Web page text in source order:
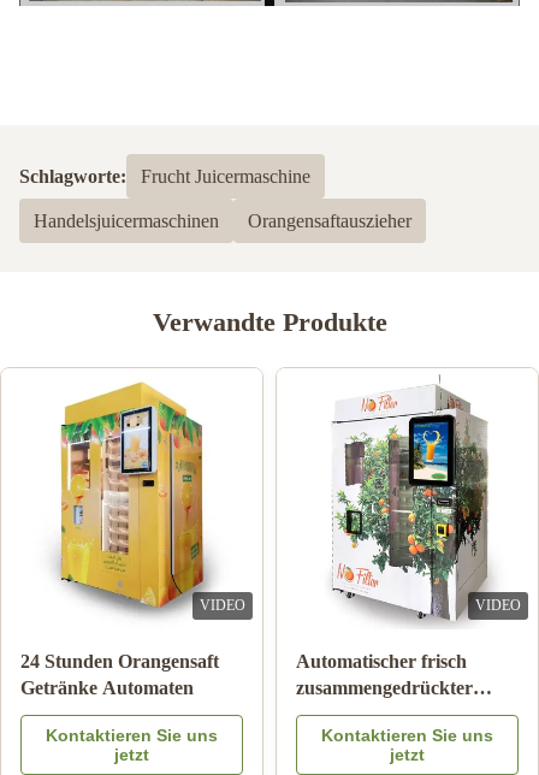
Schlagworte: Frucht Juicermaschine
Handelsjuicermaschinen Orangensaftauszieher
Verwandte Produkte
VIDEO
Doppelte Behälter-Eis-
Schlamm-Maschinen-
gefrorener Getränk-
Getränkemilch-
Fruchtcocktail
Kontaktieren Sie uns
jetzt
VIDEO
Anmerkungs-Zahlungs-
orange Juice Vending
Machine With Coolings-
System
Kontaktieren Sie uns
jetzt